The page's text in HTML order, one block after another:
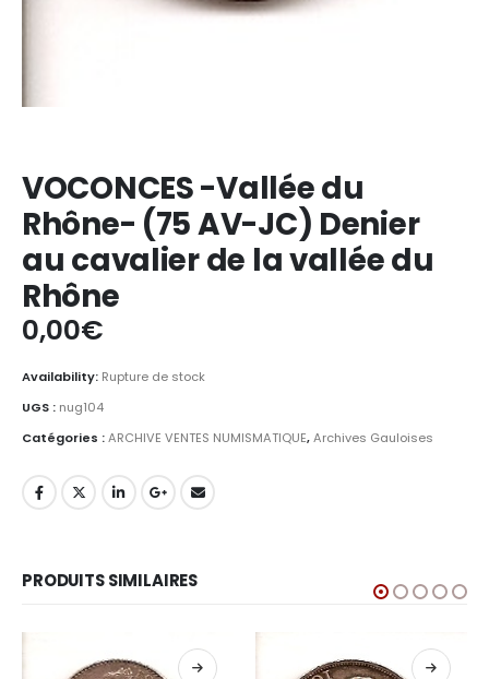
VOCONCES -Vallée du
Rhône- (75 AV-JC) Denier
au cavalier de la vallée du
Rhône
0,00€
Availability: Rupture de stock
UGS : nug104
Catégories :ARCHIVE VENTES NUMISMATIQUE,Archives Gauloises
PRODUITS SIMILAIRES